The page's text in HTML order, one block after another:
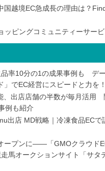
国越境EC急成長の理由は？
ッピングコミュニティーサー
品率10分の1の成果事例も デ
」でEC経営にスピードと力を！
、出店店舗の半数が毎月活用
例も紹介
出店 MD戦略｜冷凍食品ECで
ープンに――「GMOクラウド
馬オークションサイト「サタ